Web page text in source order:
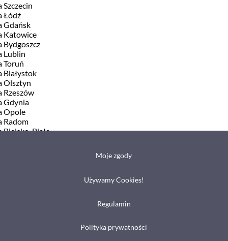
Łódź
Gdańsk
Katowice
Bydgoszcz
Lublin
Toruń
Białystok
Olsztyn
Rzeszów
Gdynia
Opole
Radom
Bielsko-Biała
Moje zgody
Używamy Cookies!
Regulamin
Polityka prywatności